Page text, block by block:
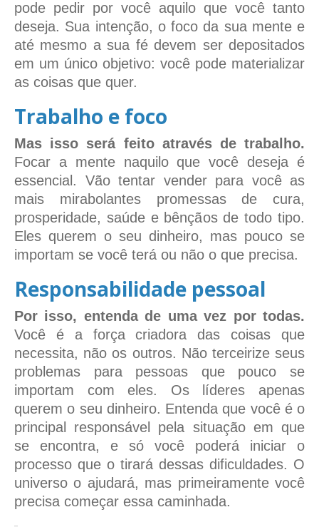
pode pedir por você aquilo que você tanto
deseja. Sua intenção, o foco da sua mente e
até mesmo a sua fé devem ser depositados
em um único objetivo: você pode materializar
as coisas que quer.
Trabalho e foco
Mas isso será feito através de trabalho.
Focar a mente naquilo que você deseja é
essencial. Vão tentar vender para você as
mais mirabolantes promessas de cura,
prosperidade, saúde e bênçãos de todo tipo.
Eles querem o seu dinheiro, mas pouco se
importam se você terá ou não o que precisa.
Responsabilidade pessoal
Por isso, entenda de uma vez por todas.
Você é a força criadora das coisas que
necessita, não os outros. Não terceirize seus
problemas para pessoas que pouco se
importam com eles. Os líderes apenas
querem o seu dinheiro. Entenda que você é o
principal responsável pela situação em que
se encontra, e só você poderá iniciar o
processo que o tirará dessas dificuldades. O
universo o ajudará, mas primeiramente você
precisa começar essa caminhada.